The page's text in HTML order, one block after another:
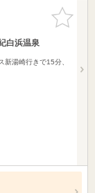
お気に入
りに追加
白浜温泉
新湯崎行きで15分、